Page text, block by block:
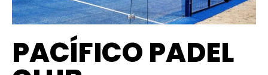
PACÍFICO PADEL